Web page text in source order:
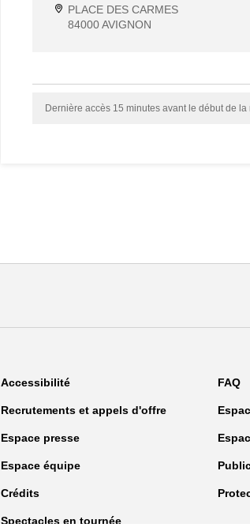
PLACE DES CARMES
84000 AVIGNON
Dernière accès 15 minutes avant le début de
Accessibilité FAQ
Recrutements et appels d'offre
Espace presse
Espace équipe
Crédits
Spectacles en tournée